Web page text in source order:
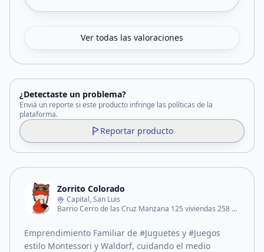
Ver todas las valoraciones
¿Detectaste un problema?
Enviá un reporte si este producto infringe las políticas de la
plataforma.
Reportar producto
Zorrito Colorado
Capital, San Luis
Barrio Cerro de las Cruz Manzana 125 viviendas 258 Casa 15
Emprendimiento Familiar de #Juguetes y #Juegos
estilo Montessori y Waldorf, cuidando el medio